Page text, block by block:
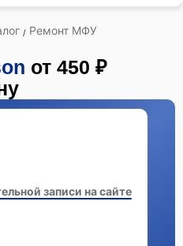
/ Ремонт МФУ
от 450 ₽
записи на сайте